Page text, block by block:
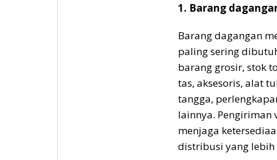
1. Barang
Barang dagangan
paling sering
barang grosir, stok
tas, aksesoris, alat
tangga,
lainnya.
menjaga
distribusi yang lebih